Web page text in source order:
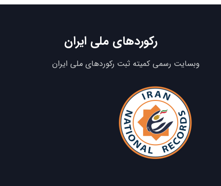
رکوردهای ملی ایران
وبسایت رسمی کمیته ثبت رکوردهای ملی ایران